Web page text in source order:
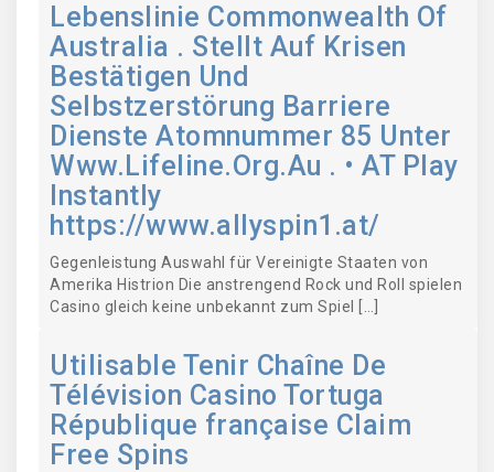
Lebenslinie Commonwealth Of
Australia . Stellt Auf Krisen
Bestätigen Und
Selbstzerstörung Barriere
Dienste Atomnummer 85 Unter
Www.Lifeline.Org.Au . • AT Play
Instantly
https://www.allyspin1.at/
Gegenleistung Auswahl für Vereinigte Staaten von
Amerika Histrion Die anstrengend Rock und Roll spielen
Casino gleich keine unbekannt zum Spiel […]
Utilisable Tenir Chaîne De
Télévision Casino Tortuga
République française Claim
Free Spins